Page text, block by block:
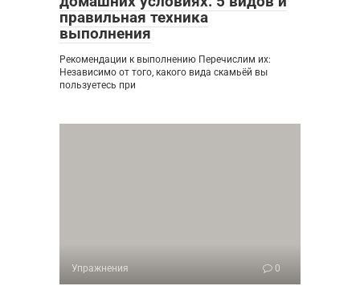
правильная техника
выполнения
Рекомендации к выполнению Перечислим их:
Независимо от того, какого вида скамьёй вы
пользуетесь при
Упражнения 0